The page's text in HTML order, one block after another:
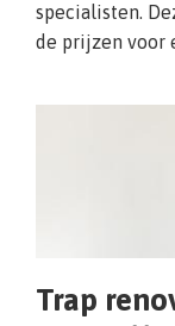
specialisten.
de prijzen voor
Trap